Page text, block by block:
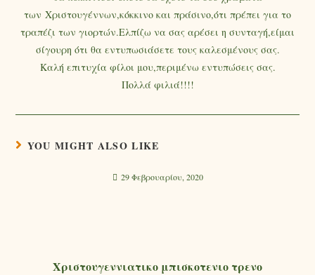
των Χριστουγέννων,κόκκινο και πράσινο,ότι πρέπει για το
τραπέζι των γιορτών.Ελπίζω να σας αρέσει η συνταγή,είμαι
σίγουρη ότι θα εντυπωσιάσετε τους καλεσμένους σας.
Καλή επιτυχία φίλοι μου,περιμένω εντυπώσεις σας.
Πολλά φιλιά!!!!
YOU MIGHT ALSO LIKE
29 Φεβρουαρίου, 2020
Χριστουγεννιατικο μπισκοτενιο τρενο